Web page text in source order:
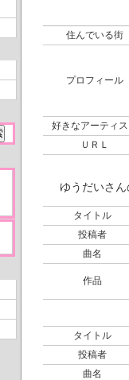
住んでいる街
プロフィール
好きなアーティ
ＵＲＬ
ゆうだいさ
タイトル
投稿者
曲名
作品
タイトル
投稿者
曲名